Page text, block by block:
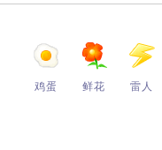
鸡蛋 鲜花 雷人